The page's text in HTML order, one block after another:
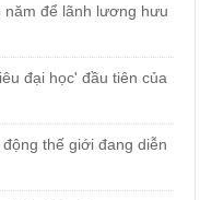
năm để lãnh lương hưu
đại học' đầu tiên của
thế giới đang diễn